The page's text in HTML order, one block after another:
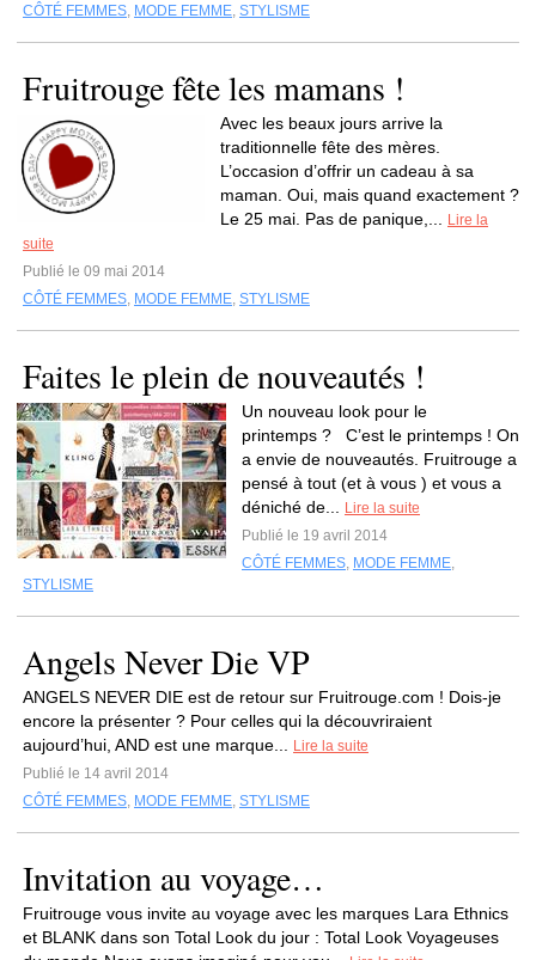
CÔTÉ FEMMES, MODE FEMME, STYLISME
Fruitrouge fête les mamans !
Avec les beaux jours arrive la
traditionnelle fête des mères.
L’occasion d’offrir un cadeau à sa
maman. Oui, mais quand exactement ?
Le 25 mai. Pas de panique,...
Lire la
suite
Publié le 09 mai 2014
CÔTÉ FEMMES, MODE FEMME, STYLISME
Faites le plein de nouveautés !
Un nouveau look pour le
printemps ? C’est le printemps ! On
a envie de nouveautés. Fruitrouge a
pensé à tout (et à vous ) et vous a
déniché de...
Lire la suite
Publié le 19 avril 2014
CÔTÉ FEMMES, MODE FEMME,
STYLISME
Angels Never Die VP
ANGELS NEVER DIE est de retour sur Fruitrouge.com ! Dois-je
encore la présenter ? Pour celles qui la découvriraient
aujourd’hui, AND est une marque...
Lire la suite
Publié le 14 avril 2014
CÔTÉ FEMMES, MODE FEMME, STYLISME
Invitation au voyage…
Fruitrouge vous invite au voyage avec les marques Lara Ethnics
et BLANK dans son Total Look du jour : Total Look Voyageuses